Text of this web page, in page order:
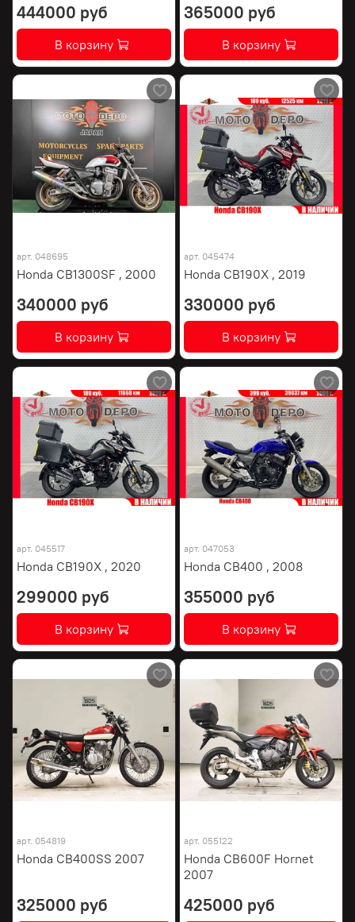
444000 руб
В корзину
365000 руб
В корзину
арт. 048695
Honda CB1300SF , 2000
340000 руб
В корзину
арт. 045474
Honda CB190X , 2019
330000 руб
В корзину
арт. 045517
Honda CB190X , 2020
299000 руб
В корзину
арт. 047053
Honda CB400 , 2008
355000 руб
В корзину
арт. 054819
Honda CB400SS 2007
325000 руб
арт. 055122
Honda CB600F Hornet
2007
425000 руб